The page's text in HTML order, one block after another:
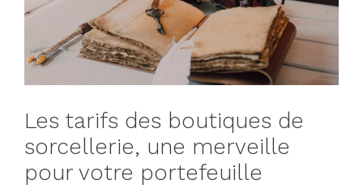
Les tarifs des boutiques de
sorcellerie, une merveille
pour votre portefeuille